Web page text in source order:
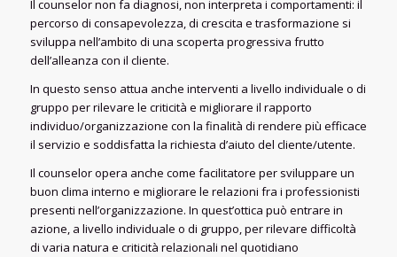
Il counselor non fa diagnosi, non interpreta i comportamenti: il
percorso di consapevolezza, di crescita e trasformazione si
sviluppa nell’ambito di una scoperta progressiva frutto
dell’alleanza con il cliente.
In questo senso attua anche interventi a livello individuale o di
gruppo per rilevare le criticità e migliorare il rapporto
individuo/organizzazione con la finalità di rendere più efficace
il servizio e soddisfatta la richiesta d’aiuto del cliente/utente.
Il counselor opera anche come facilitatore per sviluppare un
buon clima interno e migliorare le relazioni fra i professionisti
presenti nell’organizzazione. In quest’ottica può entrare in
azione, a livello individuale o di gruppo, per rilevare difficoltà
di varia natura e criticità relazionali nel quotidiano